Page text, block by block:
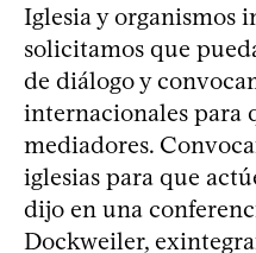
Iglesia y organismos
solicitamos que
de diálogo y
internacionales para
mediadores.
iglesias para que
dijo en una
Dockweiler,